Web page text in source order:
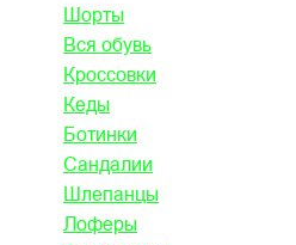
Шорты
Вся обувь
Кроссовки
Кеды
Ботинки
Сандалии
Шлепанцы
Лоферы